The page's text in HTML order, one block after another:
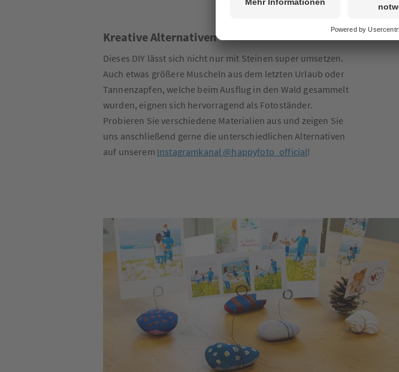
Kreative Alternativen
Dieses DIY lässt sich nicht nur mit Steinen super umsetzen.
Auch etwas größere Muscheln aus dem letzten Urlaub oder
Tannenzapfen, welche beim Ausflug in den Wald gesammelt
wurden, eignen sich hervorragend als Fotoständer.
Probieren Sie verschiedene Materialien aus und zeigen Sie
uns anschließend gerne die unterschiedlichen Alternativen
auf unserem Instagramkanal @happyfoto_official!